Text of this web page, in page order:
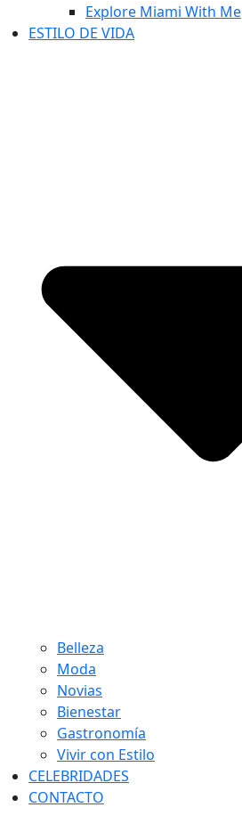
Explore Miami With Me
ESTILO DE VIDA
Belleza
Moda
Novias
Bienestar
Gastronomía
Vivir con Estilo
CELEBRIDADES
CONTACTO